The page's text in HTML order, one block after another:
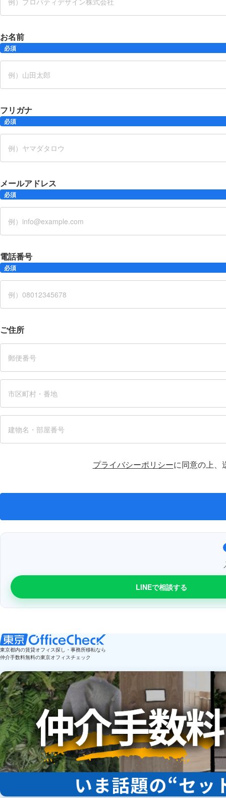
お名前
必須
フリガナ
必須
メールアドレス
必須
電話番号
必須
ご住所
プライバシーポリシーに同意の上、
LINEで相談する
東京都内の賃貸オフィス探し・事務所移転なら
仲介手数料無料の東京オフィスチェック